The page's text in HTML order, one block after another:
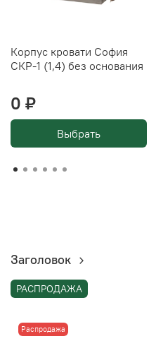
Корпус кровати София
СКР-1 (1,4) без основания
0 ₽
Выбрать
Заголовок
РАСПРОДАЖА
Распродажа